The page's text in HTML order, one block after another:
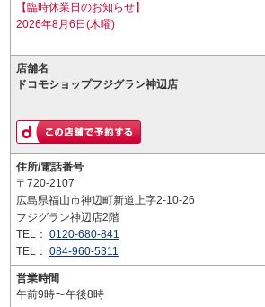
【臨時休業日のお知らせ】
2026年8月6日(木曜)
店舗名
ドコモショップフジグラン神辺店
住所/電話番号
〒720-2107
広島県福山市神辺町新道上字2-10-26
フジグラン神辺店2階
TEL： 0120-680-841
TEL： 084-960-5311
営業時間
午前9時〜午後8時